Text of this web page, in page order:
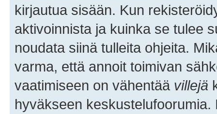
kirjautua sisään. Kun
aktivoinnista ja kuinka se tulee
noudata siinä tulleita ohjeita.
varma, että annoit toimivan
vaatimiseen on vähentää villejä
hyväkseen